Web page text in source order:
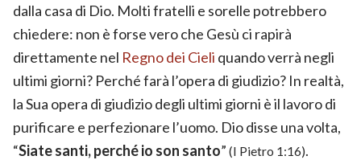
dalla casa di Dio. Molti fratelli e sorelle potrebbero
chiedere: non è forse vero che Gesù ci rapirà
direttamente nel Regno dei Cieli quando verrà negli
ultimi giorni? Perché farà l’opera di giudizio? In realtà,
la Sua opera di giudizio degli ultimi giorni è il lavoro di
purificare e perfezionare l’uomo. Dio disse una volta,
“Siate santi, perché io son santo” (I Pietro 1:16).